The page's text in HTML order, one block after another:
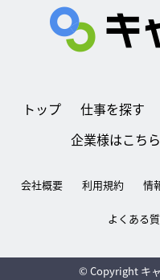
トップ 仕事を探す
企業様はこちら
会社概要 利用規約 情
よくある
© Copyright キ